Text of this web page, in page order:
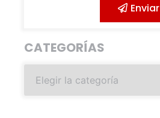
Enviar
CATEGORÍAS